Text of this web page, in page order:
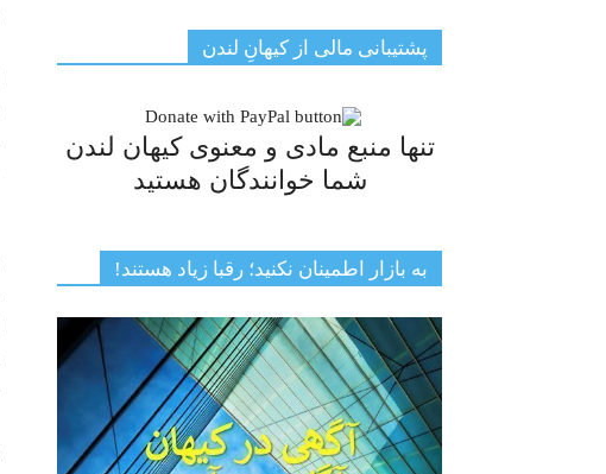
پشتیبانی مالی از کیهانِ لندن
تنها منبع مادی و معنوی کیهان لندن
شما خوانندگان هستید
به بازار اطمینان نکنید؛ رقبا زیاد هستند!